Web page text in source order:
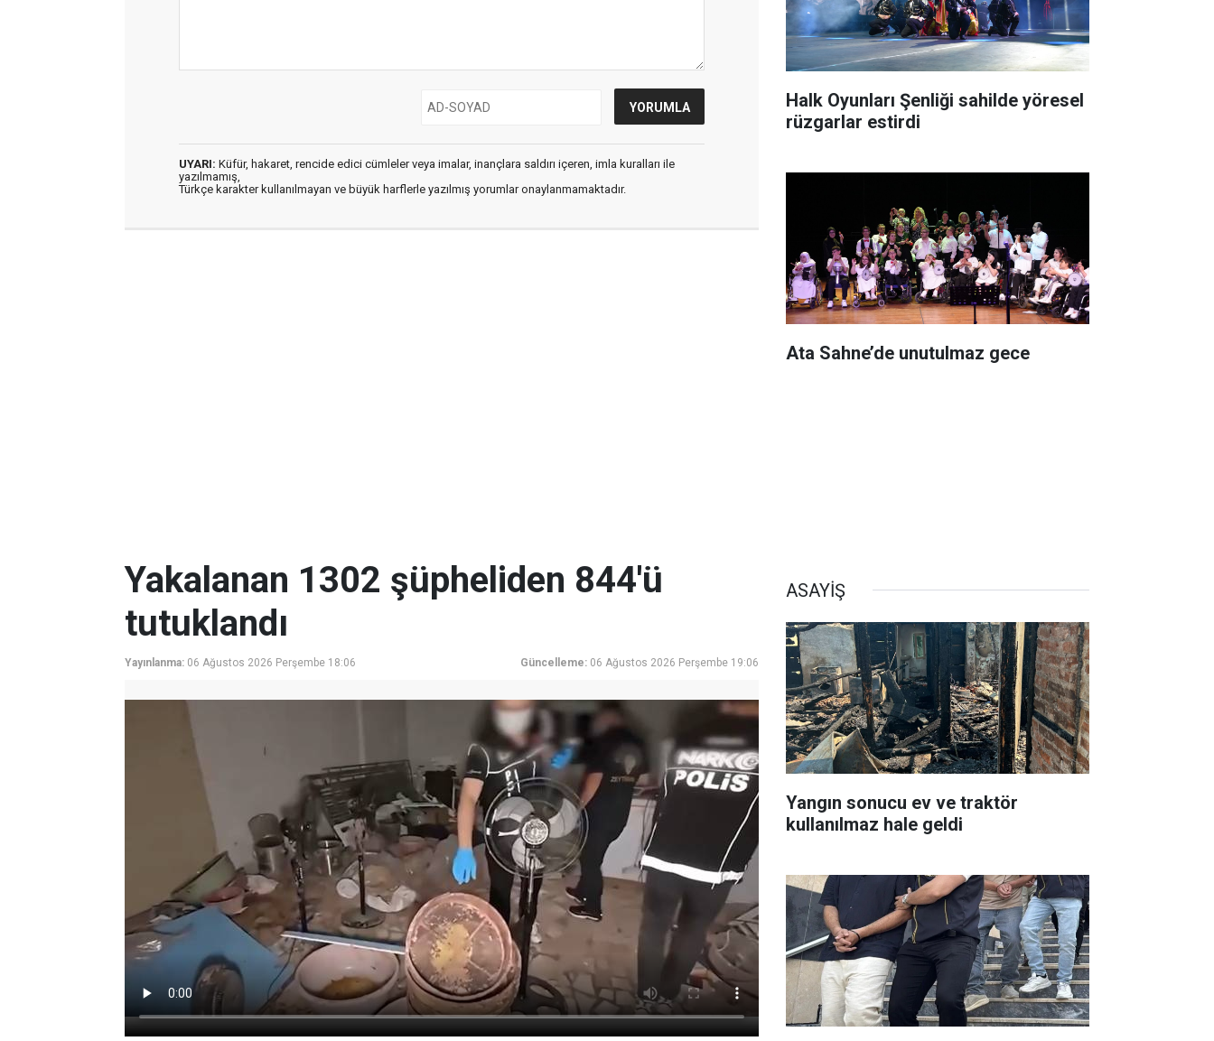
UYARI: Küfür, hakaret, rencide edici cümleler veya imalar, inançlara saldırı içeren, imla kuralları ile
yazılmamış,
Türkçe karakter kullanılmayan ve büyük harflerle yazılmış yorumlar onaylanmamaktadır.
Halk Oyunları Şenliği sahilde yöresel
rüzgarlar estirdi
Ata Sahne’de unutulmaz gece
Yakalanan 1302 şüpheliden 844'ü
tutuklandı
Yayınlanma: 06 Ağustos 2026 Perşembe 18:06 Güncelleme: 06 Ağustos 2026 Perşembe 19:06
ASAYİŞ
Yangın sonucu ev ve traktör
kullanılmaz hale geldi